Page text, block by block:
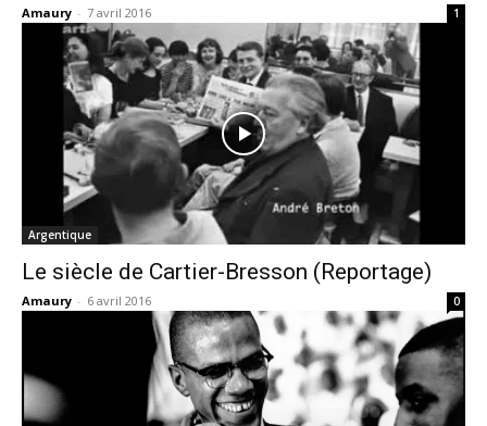
Amaury - 7 avril 2016 1
Argentique
Le siècle de Cartier-Bresson (Reportage)
Amaury - 6 avril 2016 0